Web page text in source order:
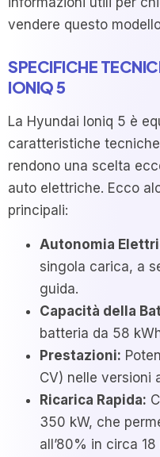
vendere questo
SPECIFICHE
IONIQ 5
La Hyundai Ioniq 5 è
caratteristiche
rendono una scelta
auto elettriche. Ecco
principali:
Autonomia
singola carica, a
guida.
Capacità della
batteria da 58
Prestazioni:
CV) nelle versioni
Ricarica Rapida:
350 kW, che
all’80% in circa